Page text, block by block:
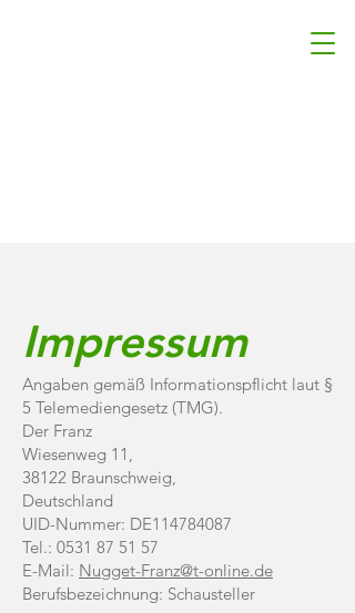
Impressum
Angaben gemäß Informationspflicht laut §
5 Telemediengesetz (TMG).
Der Franz
Wiesenweg 11,
38122 Braunschweig,
Deutschland
UID-Nummer: DE114784087
Tel.: 0531 87 51 57
E-Mail: Nugget-Franz@t-online.de
Berufsbezeichnung: Schausteller